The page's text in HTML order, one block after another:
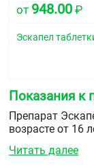
от 948.00 ₽
Эскапел
Показания к
Препарат
возрасте от 16
полового акта
Читать далее